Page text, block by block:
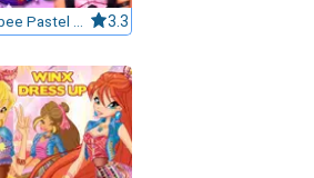
3.3